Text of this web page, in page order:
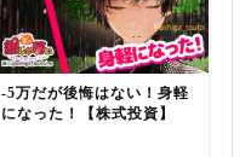
-5万だが後悔はない！身軽
になった！【株式投資】